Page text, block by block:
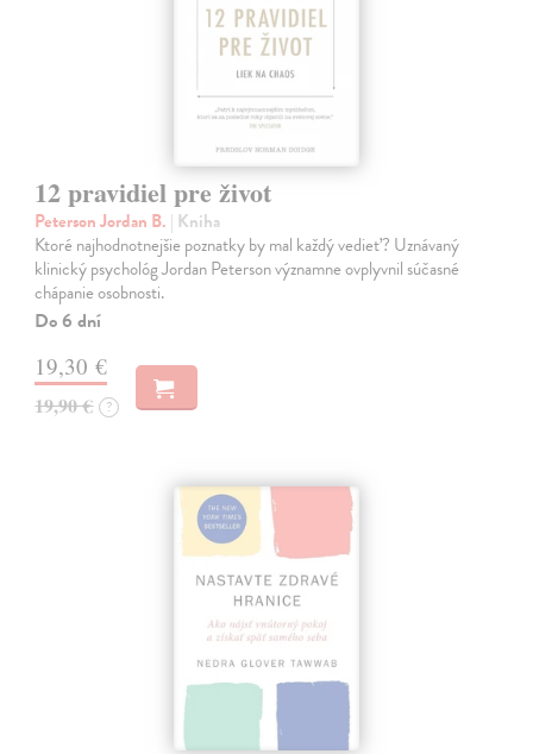
12 pravidiel pre život
Peterson Jordan B. | Kniha
Ktoré najhodnotnejšie poznatky by mal každý vedieť? Uznávaný
klinický psychológ Jordan Peterson významne ovplyvnil súčasné
chápanie osobnosti.
Do 6 dní
19,30 €
19,90 € ?